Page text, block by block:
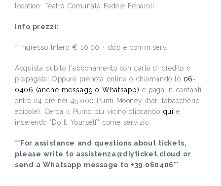
location: Teatro Comunale Fedele Fenaroli
Info prezzi:
* Ingresso Intero € 10,00 + ddp e comm.serv.
Acquista subito l'abbonamento con carta di credito o
prepagata! Oppure prenota online o chiamando lo 06-
0406 (anche messaggio Whatsapp) e paga in contanti
entro 24 ore nei 45.000 Punti Mooney (bar, tabaccherie,
edicole). Cerca il Punto più vicino cliccando qui e
inserendo "Do It Yourself" come servizio.
**For assistance and questions about tickets,
please write to assistenza@diyticket.cloud or
send a Whatsapp message to +39 060406**